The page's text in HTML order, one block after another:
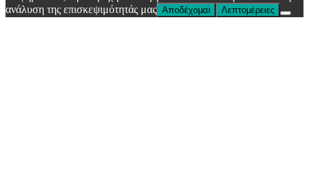
ανάλυση της επισκεψιμότητάς μας Αποδέχομαι Λεπτομέρειες